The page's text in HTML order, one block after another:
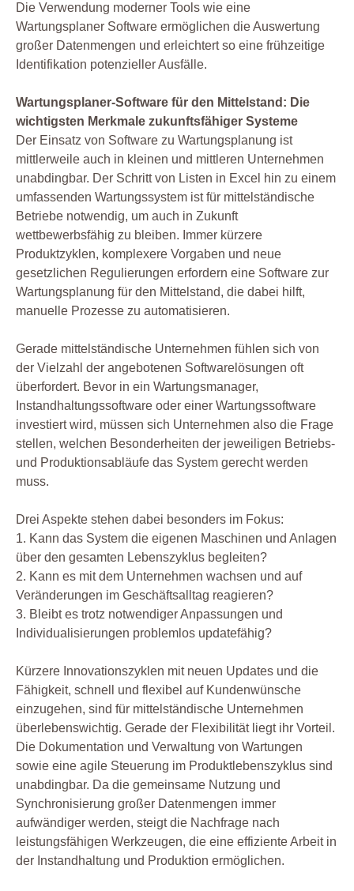
Die Verwendung moderner Tools wie eine
Wartungsplaner Software ermöglichen die Auswertung
großer Datenmengen und erleichtert so eine frühzeitige
Identifikation potenzieller Ausfälle.
Wartungsplaner-Software für den Mittelstand: Die
wichtigsten Merkmale zukunftsfähiger Systeme
Der Einsatz von Software zu Wartungsplanung ist
mittlerweile auch in kleinen und mittleren Unternehmen
unabdingbar. Der Schritt von Listen in Excel hin zu einem
umfassenden Wartungssystem ist für mittelständische
Betriebe notwendig, um auch in Zukunft
wettbewerbsfähig zu bleiben. Immer kürzere
Produktzyklen, komplexere Vorgaben und neue
gesetzlichen Regulierungen erfordern eine Software zur
Wartungsplanung für den Mittelstand, die dabei hilft,
manuelle Prozesse zu automatisieren.
Gerade mittelständische Unternehmen fühlen sich von
der Vielzahl der angebotenen Softwarelösungen oft
überfordert. Bevor in ein Wartungsmanager,
Instandhaltungssoftware oder einer Wartungssoftware
investiert wird, müssen sich Unternehmen also die Frage
stellen, welchen Besonderheiten der jeweiligen Betriebs-
und Produktionsabläufe das System gerecht werden
muss.
Drei Aspekte stehen dabei besonders im Fokus:
1. Kann das System die eigenen Maschinen und Anlagen
über den gesamten Lebenszyklus begleiten?
2. Kann es mit dem Unternehmen wachsen und auf
Veränderungen im Geschäftsalltag reagieren?
3. Bleibt es trotz notwendiger Anpassungen und
Individualisierungen problemlos updatefähig?
Kürzere Innovationszyklen mit neuen Updates und die
Fähigkeit, schnell und flexibel auf Kundenwünsche
einzugehen, sind für mittelständische Unternehmen
überlebenswichtig. Gerade der Flexibilität liegt ihr Vorteil.
Die Dokumentation und Verwaltung von Wartungen
sowie eine agile Steuerung im Produktlebenszyklus sind
unabdingbar. Da die gemeinsame Nutzung und
Synchronisierung großer Datenmengen immer
aufwändiger werden, steigt die Nachfrage nach
leistungsfähigen Werkzeugen, die eine effiziente Arbeit in
der Instandhaltung und Produktion ermöglichen.